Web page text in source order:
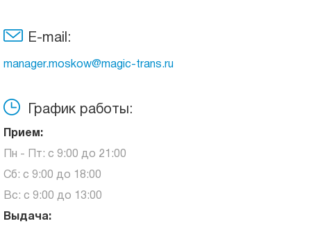
E-mail:
manager.moskow@magic-trans.ru
График работы:
Прием:
Пн - Пт: с 9:00 до 21:00
Сб: с 9:00 до 18:00
Вс: с 9:00 до 13:00
Выдача: